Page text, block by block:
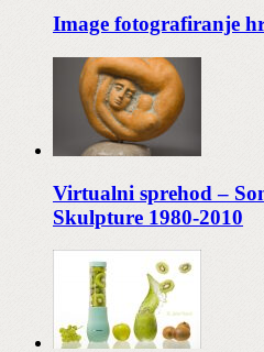
Image fotografiranje
Virtualni sprehod –
Skulpture 1980-2010